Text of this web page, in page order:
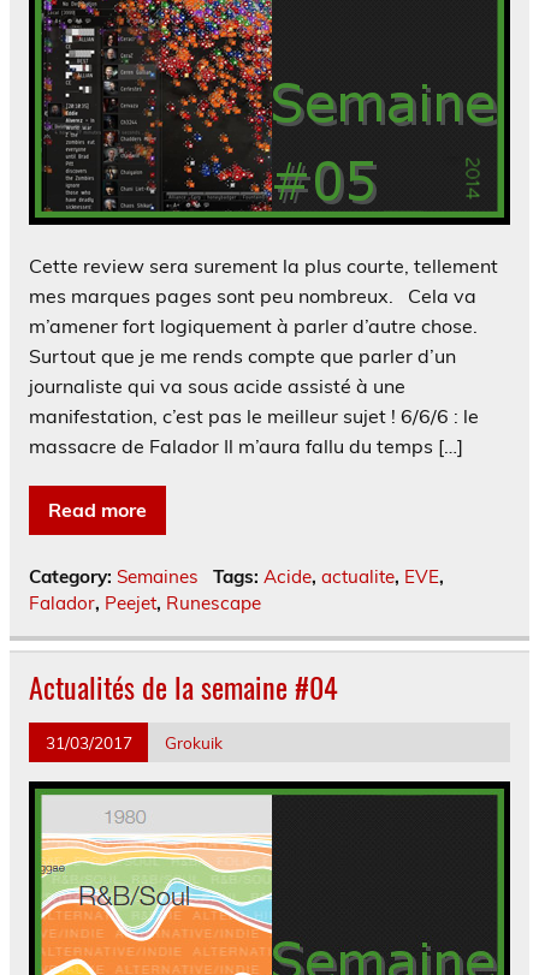
Cette review sera surement la plus courte, tellement
mes marques pages sont peu nombreux. Cela va
m’amener fort logiquement à parler d’autre chose.
Surtout que je me rends compte que parler d’un
journaliste qui va sous acide assisté à une
manifestation, c’est pas le meilleur sujet ! 6/6/6 : le
massacre de Falador Il m’aura fallu du temps […]
Read more
Category: Semaines Tags: Acide, actualite, EVE,
Falador, Peejet, Runescape
Actualités de la semaine #04
31/03/2017 Grokuik